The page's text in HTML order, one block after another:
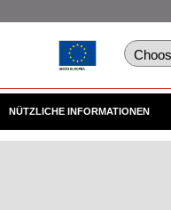
NÜTZLICHE INFORMATIONEN